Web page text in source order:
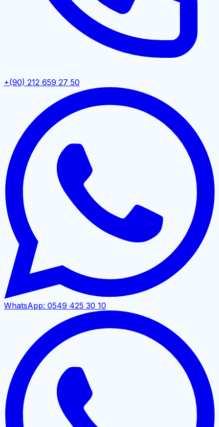
+(90) 212 659 27 50
WhatsApp: 0549 425 30 10